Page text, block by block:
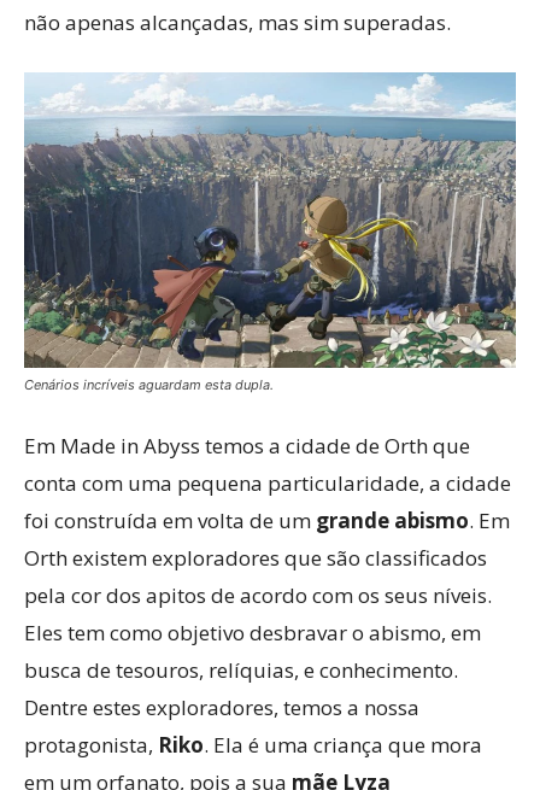
não apenas alcançadas, mas sim superadas.
Cenários incríveis aguardam esta dupla.
Em Made in Abyss temos a cidade de Orth que
conta com uma pequena particularidade, a cidade
foi construída em volta de um grande abismo. Em
Orth existem exploradores que são classificados
pela cor dos apitos de acordo com os seus níveis.
Eles tem como objetivo desbravar o abismo, em
busca de tesouros, relíquias, e conhecimento.
Dentre estes exploradores, temos a nossa
protagonista, Riko. Ela é uma criança que mora
em um orfanato, pois a sua mãe Lyza